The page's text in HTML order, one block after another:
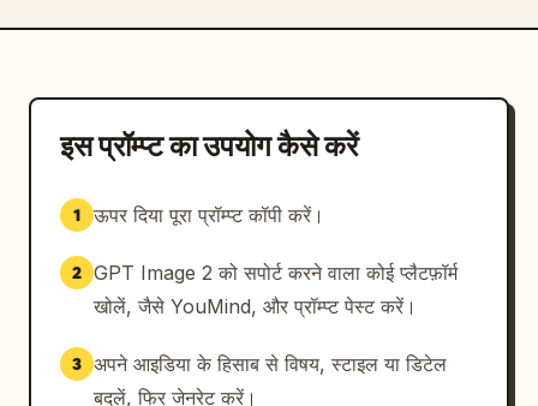
इस प्रॉम्प्ट का उपयोग कैसे करें
1 ऊपर दिया पूरा प्रॉम्प्ट कॉपी करें।
2 GPT Image 2 को सपोर्ट करने वाला कोई प्लैटफ़ॉर्म
खोलें, जैसे YouMind, और प्रॉम्प्ट पेस्ट करें।
3 अपने आइडिया के हिसाब से विषय, स्टाइल या डिटेल
बदलें, फिर जेनरेट करें।